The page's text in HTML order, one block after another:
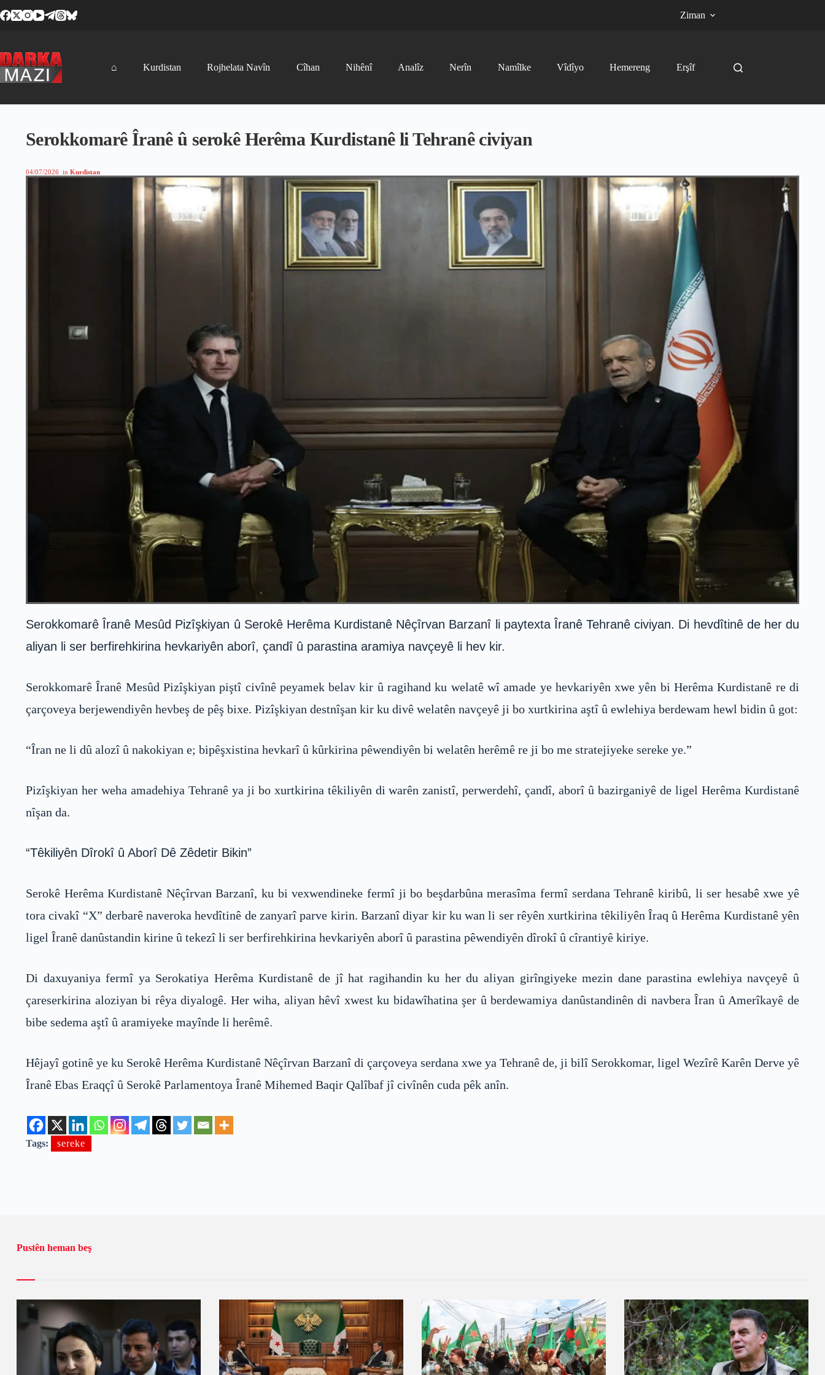
to
Ziman
⌂ Kurdistan Rojhelata Navîn Cîhan Nihênî Analîz Nerîn Namîlke Vîdîyo Hemereng Erşîf
Serokkomarê Îranê û serokê Herêma Kurdistanê li Tehranê civiyan
04/07/2026 in Kurdistan
Serokkomarê Îranê Mesûd Pizîşkiyan û Serokê Herêma Kurdistanê Nêçîrvan Barzanî li paytexta Îranê Tehranê civiyan. Di hevdîtinê de her du
aliyan li ser berfirehkirina hevkariyên aborî, çandî û parastina aramiya navçeyê li hev kir.
Serokkomarê Îranê Mesûd Pizîşkiyan piştî civînê peyamek belav kir û ragihand ku welatê wî amade ye hevkariyên xwe yên bi Herêma Kurdistanê re di
çarçoveya berjewendiyên hevbeş de pêş bixe. Pizîşkiyan destnîşan kir ku divê welatên navçeyê ji bo xurtkirina aştî û ewlehiya berdewam hewl bidin û got:
“Îran ne li dû alozî û nakokiyan e; bipêşxistina hevkarî û kûrkirina pêwendiyên bi welatên herêmê re ji bo me stratejiyeke sereke ye.”
Pizîşkiyan her weha amadehiya Tehranê ya ji bo xurtkirina têkiliyên di warên zanistî, perwerdehî, çandî, aborî û bazirganiyê de ligel Herêma Kurdistanê
nîşan da.
“Têkiliyên Dîrokî û Aborî Dê Zêdetir Bikin”
Serokê Herêma Kurdistanê Nêçîrvan Barzanî, ku bi vexwendineke fermî ji bo beşdarbûna merasîma fermî serdana Tehranê kiribû, li ser hesabê xwe yê
tora civakî “X” derbarê naveroka hevdîtinê de zanyarî parve kirin. Barzanî diyar kir ku wan li ser rêyên xurtkirina têkiliyên Îraq û Herêma Kurdistanê yên
ligel Îranê danûstandin kirine û tekezî li ser berfirehkirina hevkariyên aborî û parastina pêwendiyên dîrokî û cîrantiyê kiriye.
Di daxuyaniya fermî ya Serokatiya Herêma Kurdistanê de jî hat ragihandin ku her du aliyan girîngiyeke mezin dane parastina ewlehiya navçeyê û
çareserkirina aloziyan bi rêya diyalogê. Her wiha, aliyan hêvî xwest ku bidawîhatina şer û berdewamiya danûstandinên di navbera Îran û Amerîkayê de
bibe sedema aştî û aramiyeke mayînde li herêmê.
Hêjayî gotinê ye ku Serokê Herêma Kurdistanê Nêçîrvan Barzanî di çarçoveya serdana xwe ya Tehranê de, ji bilî Serokkomar, ligel Wezîrê Karên Derve yê
Îranê Ebas Eraqçî û Serokê Parlamentoya Îranê Mihemed Baqir Qalîbaf jî civînên cuda pêk anîn.
Tags: sereke
Pustên heman beş